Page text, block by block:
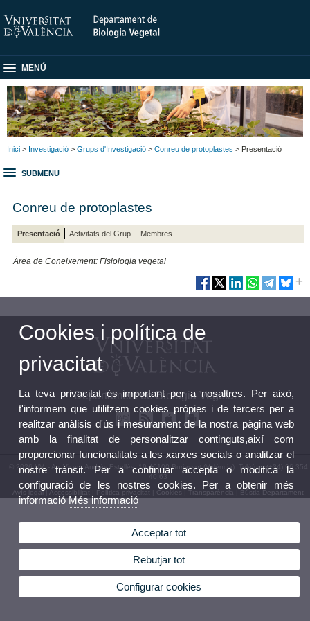
MENÚ
Inici > Investigació > Grups d'Investigació > Conreu de protoplastes > Presentació
SUBMENU
Conreu de protoplastes
Presentació Activitats del Grup Membres
Àrea de Coneixement: Fisiologia vegetal
Departament de Biologia Vegetal
© 2026 UV. - Av. Vicent Andrés Estellés, 19 46100 Burjassot (València). Telèfon: (+34) 96 354
Avís legal| Accessibilitat Política privacitat Cookies Transparència Bústia Departament
Cookies i política de
privacitat
La teva privacitat és important per a nosaltres. Per això,
t'informem que utilitzem cookies pròpies i de tercers per a
realitzar anàlisis d'ús i mesurament de la nostra pàgina web
amb la finalitat de personalitzar continguts,així com
proporcionar funcionalitats a les xarxes socials o analitzar el
nostre trànsit. Per a continuar accepta o modifica la
configuració de les nostres cookies. Per a obtenir més
informacióMés informació
Acceptar tot
Rebutjar tot
Configurar cookies